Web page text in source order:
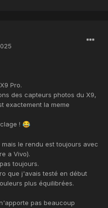
Pro.
des capteurs photos du X9,
exactement la meme
! 😂
le rendu est toujours avec
a Vivo).
toujours.
que j'avais testé en début
plus équilibrées.
pas beaucoup